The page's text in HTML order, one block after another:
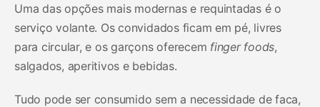
Uma das opções mais modernas e requintadas é o
serviço volante. Os convidados ficam em pé, livres
para circular, e os garçons oferecem finger foods,
salgados, aperitivos e bebidas.
Tudo pode ser consumido sem a necessidade de faca,